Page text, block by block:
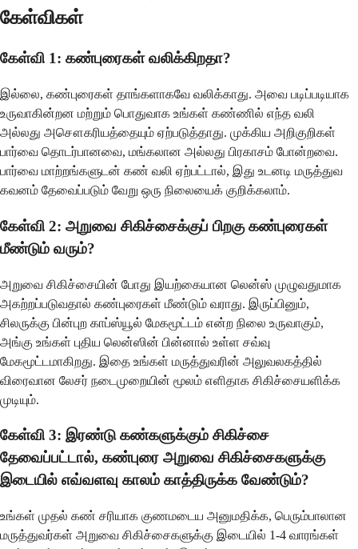
கேள்விகள்
கேள்வி 1: கண்புரைகள் வலிக்கிறதா?
இல்லை, கண்புரைகள் தாங்களாகவே வலிக்காது. அவை படிப்படியாக
உருவாகின்றன மற்றும் பொதுவாக உங்கள் கண்ணில் எந்த வலி
அல்லது அசௌகரியத்தையும் ஏற்படுத்தாது. முக்கிய அறிகுறிகள்
பார்வை தொடர்பானவை, மங்கலான அல்லது பிரகாசம் போன்றவை.
பார்வை மாற்றங்களுடன் கண் வலி ஏற்பட்டால், இது உடனடி மருத்துவ
கவனம் தேவைப்படும் வேறு ஒரு நிலையைக் குறிக்கலாம்.
கேள்வி 2: அறுவை சிகிச்சைக்குப் பிறகு கண்புரைகள்
மீண்டும் வரும்?
அறுவை சிகிச்சையின் போது இயற்கையான லென்ஸ் முழுவதுமாக
அகற்றப்படுவதால் கண்புரைகள் மீண்டும் வராது. இருப்பினும்,
சிலருக்கு பின்புற காப்ஸ்யூல் மேகமூட்டம் என்ற நிலை உருவாகும்,
அங்கு உங்கள் புதிய லென்ஸின் பின்னால் உள்ள சவ்வு
மேகமூட்டமாகிறது. இதை உங்கள் மருத்துவரின் அலுவலகத்தில்
விரைவான லேசர் நடைமுறையின் மூலம் எளிதாக சிகிச்சையளிக்க
முடியும்.
கேள்வி 3: இரண்டு கண்களுக்கும் சிகிச்சை
தேவைப்பட்டால், கண்புரை அறுவை சிகிச்சைகளுக்கு
இடையில் எவ்வளவு காலம் காத்திருக்க வேண்டும்?
உங்கள் முதல் கண் சரியாக குணமடைய அனுமதிக்க, பெரும்பாலான
மருத்துவர்கள் அறுவை சிகிச்சைகளுக்கு இடையில் 1-4 வாரங்கள்